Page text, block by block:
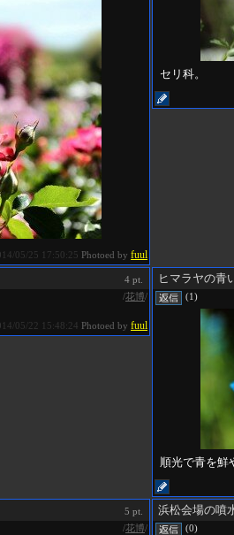
05/25 17:50:25 Photoed by fuul
セリ科。
4 pt.
/花博/
05/22 15:48:24 Photoed by fuul
ヒマラヤの青
(1)
順光で青を鮮
5 pt.
/花博/
浜松会場の噴
(0)